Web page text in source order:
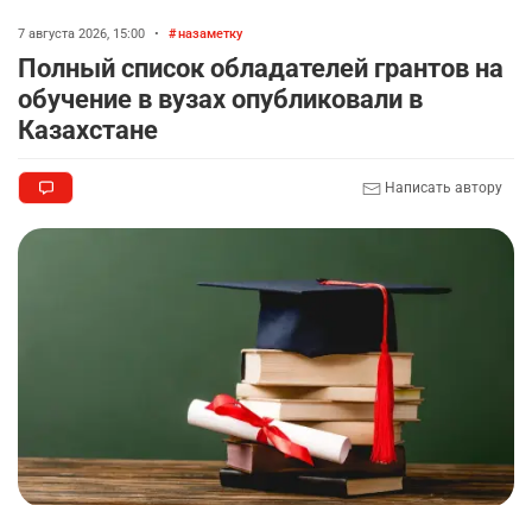
7 августа 2026, 15:00 • назаметку
Полный список обладателей грантов на
обучение в вузах опубликовали в
Казахстане
Написать автору